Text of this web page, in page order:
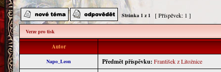
Stránka 1 z 1 [ Příspěvek: 1 ]
Verze pro tisk
Autor
Napo_Leon Předmět příspěvku: František z Litožnice